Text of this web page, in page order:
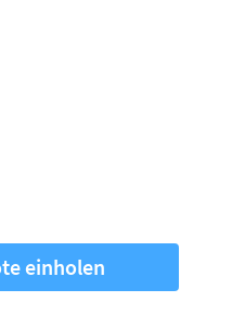
einholen